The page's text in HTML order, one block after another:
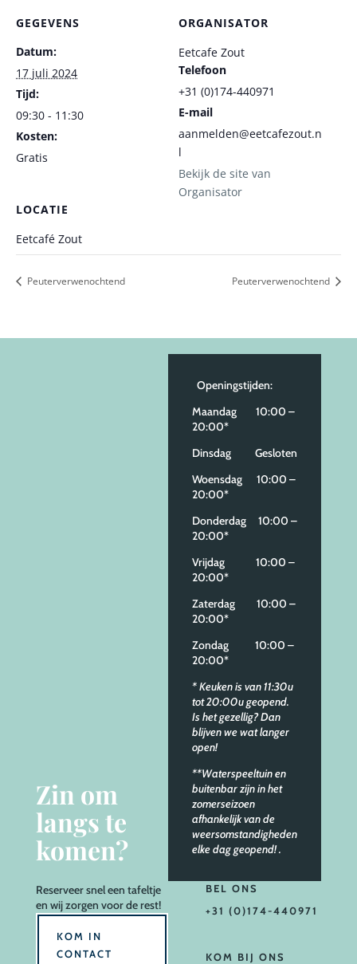
GEGEVENS
Datum:
17 juli 2024
Tijd:
09:30 - 11:30
Kosten:
Gratis
LOCATIE
Eetcafé Zout
ORGANISATOR
Eetcafe Zout
Telefoon
+31 (0)174-440971
E-mail
aanmelden@eetcafezout.n
l
Bekijk de site van
Organisator
Peuterverwenochtend Peuterverwenochtend
Zin om
langs te
komen?
Reserveersnel een tafeltje
en wij zorgen voor de rest!
KOM IN
CONTACT
Openingstijden:
Maandag 10:00 –
20:00*
Dinsdag Gesloten
Woensdag 10:00 –
20:00*
Donderdag 10:00 –
20:00*
Vrijdag 10:00 –
20:00*
Zaterdag 10:00 –
20:00*
Zondag 10:00 –
20:00*
* Keuken is van 11:30u
tot 20:00u geopend.
Is het gezellig? Dan
blijven we wat langer
open!
**Waterspeeltuin en
buitenbar zijn in het
zomerseizoen
afhankelijk van de
weersomstandigheden
elke dag geopend!.
BEL ONS
+31 (0)174-440971
KOM BIJ ONS